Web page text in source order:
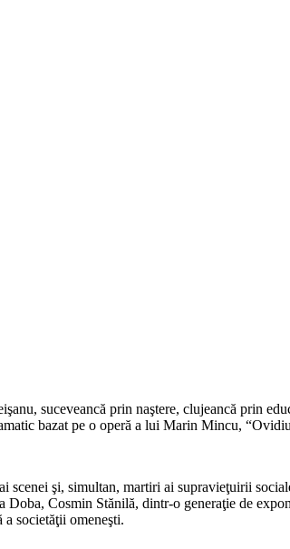
suceveancă prin naştere, clujeancă prin
bazat pe o operă a lui Marin Mincu,
scenei şi, simultan, martiri ai supravieţuirii
Cosmin Stănilă, dintr-o generaţie de
societăţii omeneşti.